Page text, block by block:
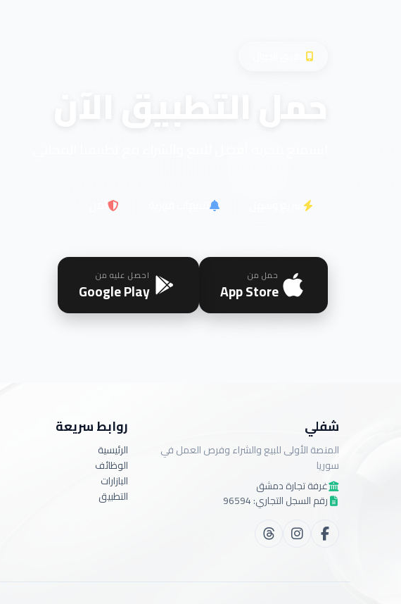
حمل التطبيق الآن
حمل من
App Store
احصل عليه من
Google Play
شفلي
المنصة الأولى للبيع والشراء وفرص العمل في
سوريا
غرفة تجارة دمشق
رقم السجل التجاري: 96594
روابط سريعة
الرئيسية
الوظائف
البازارات
التطبيق